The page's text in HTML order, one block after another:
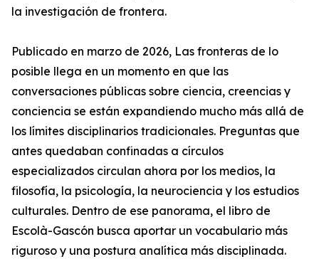
la investigación de frontera.
Publicado en marzo de 2026, Las fronteras de lo
posible llega en un momento en que las
conversaciones públicas sobre ciencia, creencias y
conciencia se están expandiendo mucho más allá de
los límites disciplinarios tradicionales. Preguntas que
antes quedaban confinadas a círculos
especializados circulan ahora por los medios, la
filosofía, la psicología, la neurociencia y los estudios
culturales. Dentro de ese panorama, el libro de
Escolà-Gascón busca aportar un vocabulario más
riguroso y una postura analítica más disciplinada.